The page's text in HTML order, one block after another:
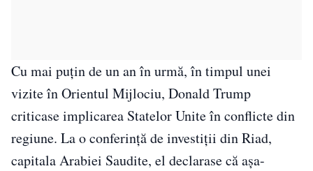
Cu mai puțin de un an în urmă, în timpul unei
vizite în Orientul Mijlociu, Donald Trump
criticase implicarea Statelor Unite în conflicte din
regiune. La o conferință de investiții din Riad,
capitala Arabiei Saudite, el declarase că așa-